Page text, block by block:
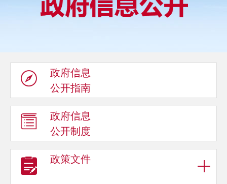
政府信息
公开指南
政府信息
公开制度
政策文件